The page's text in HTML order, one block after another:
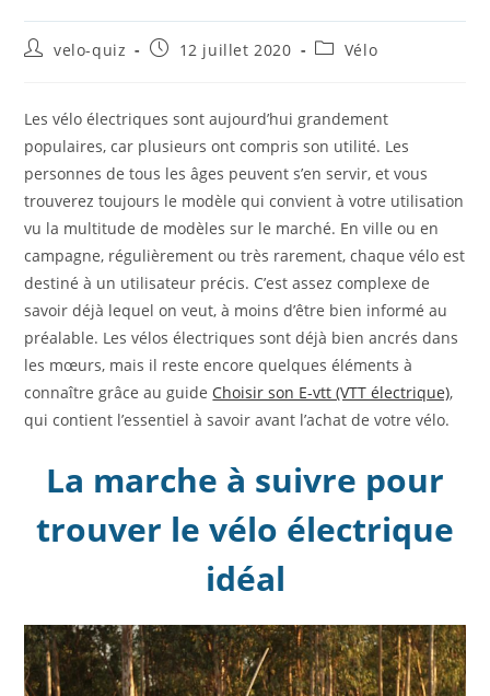
Auteur/autrice
publication :
velo-quiz
Publication
12 juillet 2020
PostVélo
Les vélo électriques sont aujourd’hui grandement
populaires, car plusieurs ont compris son utilité. Les
personnes de tous les âges peuvent s’en servir, et vous
trouverez toujours le modèle qui convient à votre utilisation
vu la multitude de modèles sur le marché. En ville ou en
campagne, régulièrement ou très rarement, chaque vélo est
destiné à un utilisateur précis. C’est assez complexe de
savoir déjà lequel on veut, à moins d’être bien informé au
préalable. Les vélos électriques sont déjà bien ancrés dans
les mœurs, mais il reste encore quelques éléments à
connaître grâce au guide Choisir son E-vtt (VTT électrique),
qui contient l’essentiel à savoir avant l’achat de votre vélo.
La marche à suivre pour
trouver le vélo électrique
idéal